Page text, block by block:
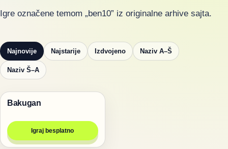
Igre označene temom „ben10” iz originalne arhive sajta.
Najnovije Najstarije Izdvojeno Naziv A–Š
Naziv Š–A
Bakugan igrice
Bakugan
Igraj besplatno